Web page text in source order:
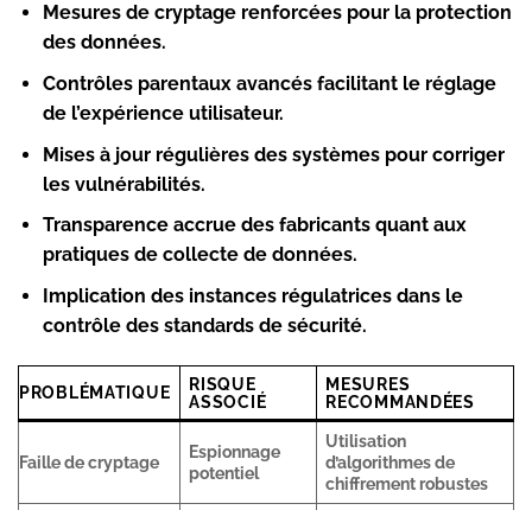
Mesures de cryptage renforcéespour la protection
des données.
Contrôles parentaux avancésfacilitant le réglage
de l’expérience utilisateur.
Mises à jour régulièresdes systèmes pour corriger
les vulnérabilités.
Transparence accruedes fabricants quant aux
pratiques de collecte de données.
Implication des instances régulatricesdans le
contrôle des standards de sécurité.
PROBLÉMATIQUE
RISQUE
ASSOCIÉ
MESURES
RECOMMANDÉES
Faille de cryptage
Espionnage
potentiel
Utilisation
d’algorithmes de
chiffrement robustes